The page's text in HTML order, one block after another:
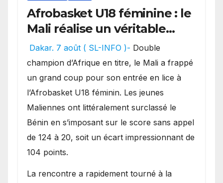
Afrobasket U18 féminine : le
Mali réalise un véritable
festival offensif et inflige
une lourde défaite au
Bénin.
Dakar. 7 août ( SL-INFO )- Double
champion d’Afrique en titre, le Mali a frappé
un grand coup pour son entrée en lice à
l’Afrobasket U18 féminin. Les jeunes
Maliennes ont littéralement surclassé le
Bénin en s’imposant sur le score sans appel
de 124 à 20, soit un écart impressionnant de
104 points.
La rencontre a rapidement tourné à la